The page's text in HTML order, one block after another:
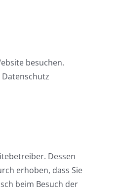
besuchen.
Dessen
erhoben, dass Sie
beim Besuch der